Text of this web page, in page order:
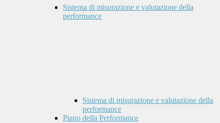
Sistema di misurazione e valutazione della
performance
Sistema di misurazione e valutazione della
performance
Piano della Performance